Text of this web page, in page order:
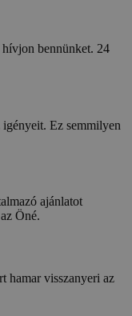
bennünket. 24
Ez semmilyen
ajánlatot
Öné.
hamar visszanyeri az